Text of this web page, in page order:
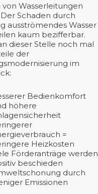
von Wasserleitungen
Schaden durch
ausströmendes Wasser
kaum bezifferbar.
dieser Stelle noch mal
der
im
Bedienkomfort
höhere
=
Heizkosten
Förderanträge werden
beschieden
durch
Emissionen